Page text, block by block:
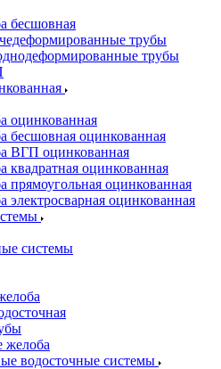
бесшовная
трубы
трубы
оцинкованная
бесшовная оцинкованная
ВГП оцинкованная
квадратная оцинкованная
прямоугольная оцинкованная
электросварная оцинкованная
системы
желоба
водосточные системы